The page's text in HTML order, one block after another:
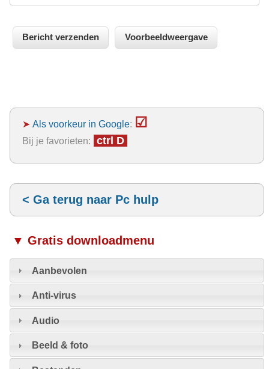
➤ Als voorkeur in Google: ☑
Bij je favorieten: ctrl D
< Ga terug naar Pc hulp
▼ Gratis downloadmenu
Aanbevolen
Anti-virus
Audio
Beeld & foto